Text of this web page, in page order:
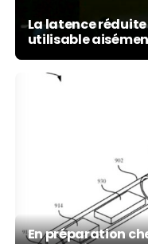
La latence
utilisable
En préparation